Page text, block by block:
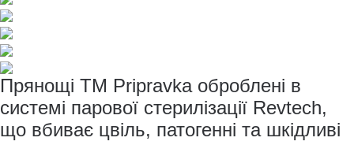
Прянощі ТМ Pripravka оброблені в
системі парової стерилізації Revtech,
що вбиває цвіль, патогенні та шкідливі